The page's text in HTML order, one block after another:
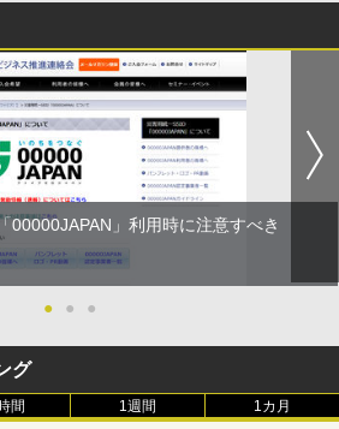
00000JAPAN」利用時に注意すべき
● ● ●
グ
間 1週間 1カ月